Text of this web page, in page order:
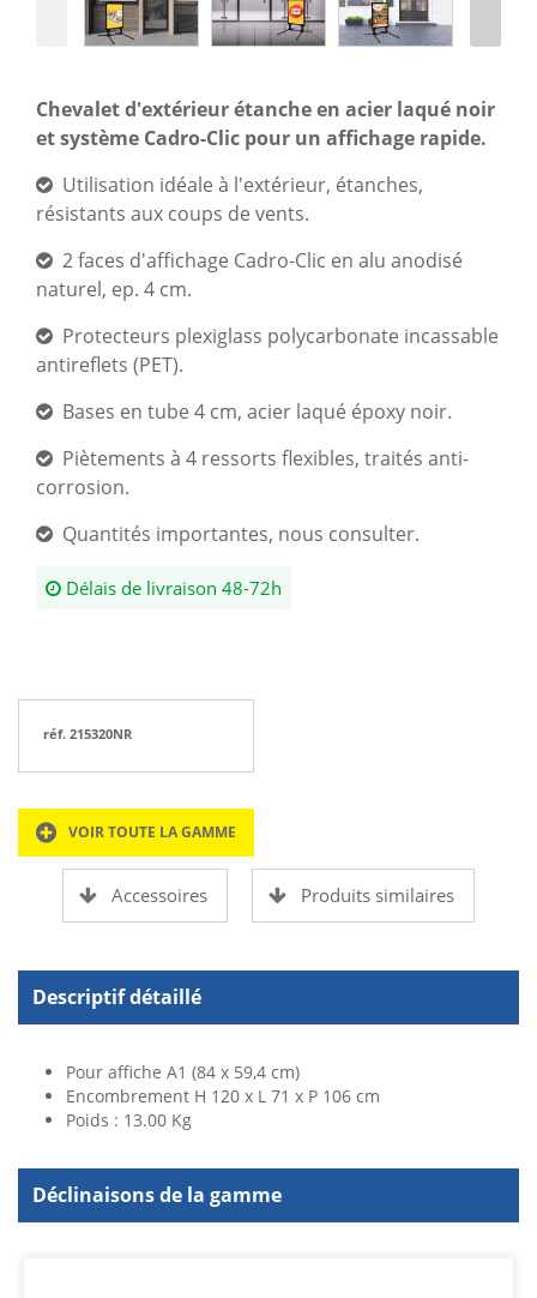
Chevalet d'extérieur étanche en acier laqué noir
et système Cadro-Clic pour un affichage rapide.
Utilisation idéale à l'extérieur, étanches,
résistants aux coups de vents.
2 faces d'affichage Cadro-Clic en alu anodisé
naturel, ep. 4 cm.
Protecteurs plexiglass polycarbonate incassable
antireflets (PET).
Bases en tube 4 cm, acier laqué époxy noir.
Piètements à 4 ressorts flexibles, traités anti-
corrosion.
Quantités importantes, nous consulter.
Délais de livraison 48-72h
réf. 215320NR
VOIR TOUTE LA GAMME
Accessoires Produits similaires
Descriptif détaillé
Pour affiche A1 (84 x 59,4 cm)
Encombrement H 120 x L 71 x P 106 cm
Poids : 13.00 Kg
Déclinaisons de la gamme